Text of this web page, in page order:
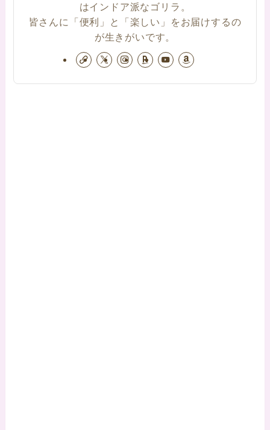
はインドア派なゴリラ。
皆さんに「便利」と「楽しい」をお届けするの
が生きがいです。